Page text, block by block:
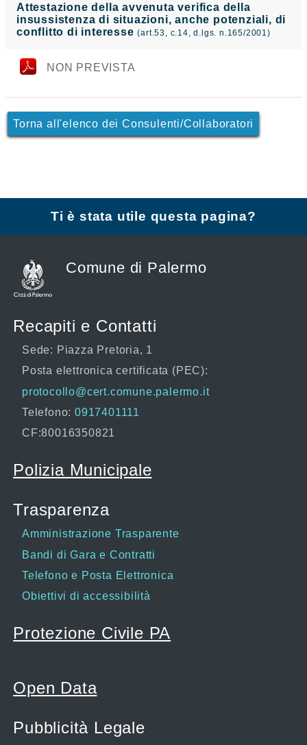
Attestazione della avvenuta verifica della
insussistenza di situazioni, anche potenziali, di
conflitto di interesse(art.53, c.14, d.lgs. n.165/2001)
NON PREVISTA
Torna all'elenco dei Consulenti/Collaboratori
Ti è stata utile questa pagina?
Comune di Palermo
Recapiti e Contatti
Sede: Piazza Pretoria, 1
Posta elettronica certificata (PEC):
protocollo@cert.comune.palermo.it
Telefono: 0917401111
CF:80016350821
Polizia Municipale
Trasparenza
Amministrazione Trasparente
Bandi di Gara e Contratti
Telefono e Posta Elettronica
Obiettivi di accessibilità
Protezione Civile PA
Open Data
Pubblicità Legale